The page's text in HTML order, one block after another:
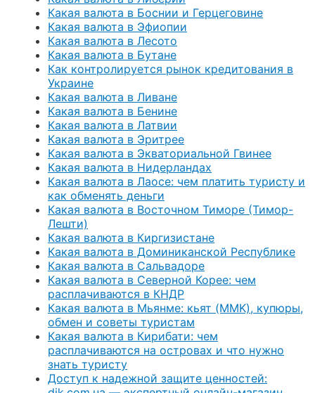
Какая валюта в Боснии и Герцеговине
Какая валюта в Эфиопии
Какая валюта в Лесото
Какая валюта в Бутане
Как контролируется рынок кредитования в
Украине
Какая валюта в Ливане
Какая валюта в Бенине
Какая валюта в Латвии
Какая валюта в Эритрее
Какая валюта в Экваториальной Гвинее
Какая валюта в Нидерландах
Какая валюта в Лаосе: чем платить туристу и
как обменять деньги
Какая валюта в Восточном Тиморе (Тимор-
Лешти)
Какая валюта в Киргизистане
Какая валюта в Доминиканской Республике
Какая валюта в Сальвадоре
Какая валюта в Северной Корее: чем
расплачиваются в КНДР
Какая валюта в Мьянме: кьят (MMK), купюры,
обмен и советы туристам
Какая валюта в Кирибати: чем
расплачиваются на островах и что нужно
знать туристу
Доступ к надежной защите ценностей: